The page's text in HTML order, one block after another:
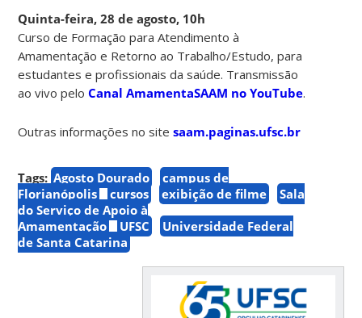
Quinta-feira, 28 de agosto, 10h
Curso de Formação para Atendimento à
Amamentação e Retorno ao Trabalho/Estudo, para
estudantes e profissionais da saúde. Transmissão
ao vivo peloCanal AmamentaSAAM no YouTube.
Outras informações no sitesaam.paginas.ufsc.br
Tags: Agosto Dourado
campus de
Florianópolis
cursos exibição de filme
Sala
do Serviço de Apoio à
Amamentação
UFSC
Universidade Federal
de Santa Catarina